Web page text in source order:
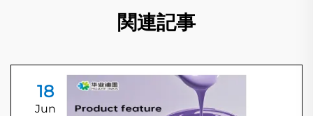
関連記事
18
Jun